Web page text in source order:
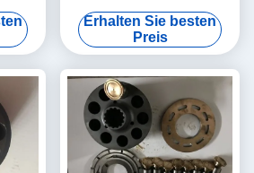
398
Zx270 der schraubenfeder-
doppelte Ventil-Platten-
EX200-2
Erhalten Sie besten
Preis